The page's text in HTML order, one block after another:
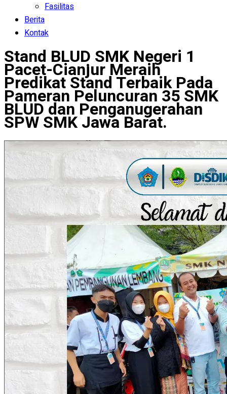
Fasilitas
Berita
Kontak
Stand BLUD SMK Negeri 1
Pacet-Cianjur Meraih
Predikat Stand Terbaik Pada
Pameran Peluncuran 35 SMK
BLUD dan Penganugerahan
SPW SMK Jawa Barat.